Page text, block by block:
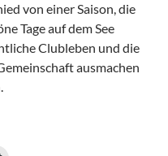
von einer Saison, die
Tage auf dem See
Clubleben und die
ausmachen